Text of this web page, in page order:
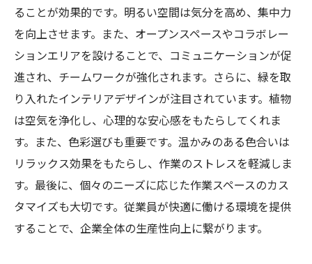
ることが効果的です。明るい空間は気分を高め、集中力
を向上させます。また、オープンスペースやコラボレー
ションエリアを設けることで、コミュニケーションが促
進され、チームワークが強化されます。さらに、緑を取
り入れたインテリアデザインが注目されています。植物
は空気を浄化し、心理的な安心感をもたらしてくれま
す。また、色彩選びも重要です。温かみのある色合いは
リラックス効果をもたらし、作業のストレスを軽減しま
す。最後に、個々のニーズに応じた作業スペースのカス
タマイズも大切です。従業員が快適に働ける環境を提供
することで、企業全体の生産性向上に繋がります。